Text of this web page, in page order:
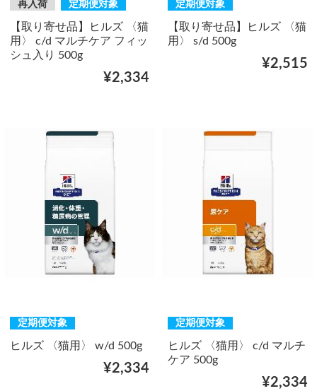
再入荷 定期便対象
【取り寄せ品】ヒルズ 〈猫
用〉 c/d マルチケア フィッ
シュ入り 500g
¥2,334
定期便対象
【取り寄せ品】ヒルズ 〈猫
用〉 s/d 500g
¥2,515
定期便対象
ヒルズ 〈猫用〉 w/d 500g
¥2,334
定期便対象
ヒルズ 〈猫用〉 c/d マルチ
ケア 500g
¥2,334